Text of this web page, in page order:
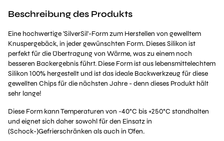
Beschreibung des Produkts
Eine hochwertige 'SilverSil'-Form zum Herstellen von gewelltem
Knuspergebäck, in jeder gewünschten Form. Dieses Silikon ist
perfekt für die Übertragung von Wärme, was zu einem noch
besseren Backergebnis führt. Diese Form ist aus lebensmittelechtem
Silikon 100% hergestellt und ist das ideale Backwerkzeug für diese
gewellten Chips für die nächsten Jahre - denn dieses Produkt hält
sehr lange!
Diese Form kann Temperaturen von -40°C bis +250°C standhalten
und eignet sich daher sowohl für den Einsatz in
(Schock-)Gefrierschränken als auch in Öfen.